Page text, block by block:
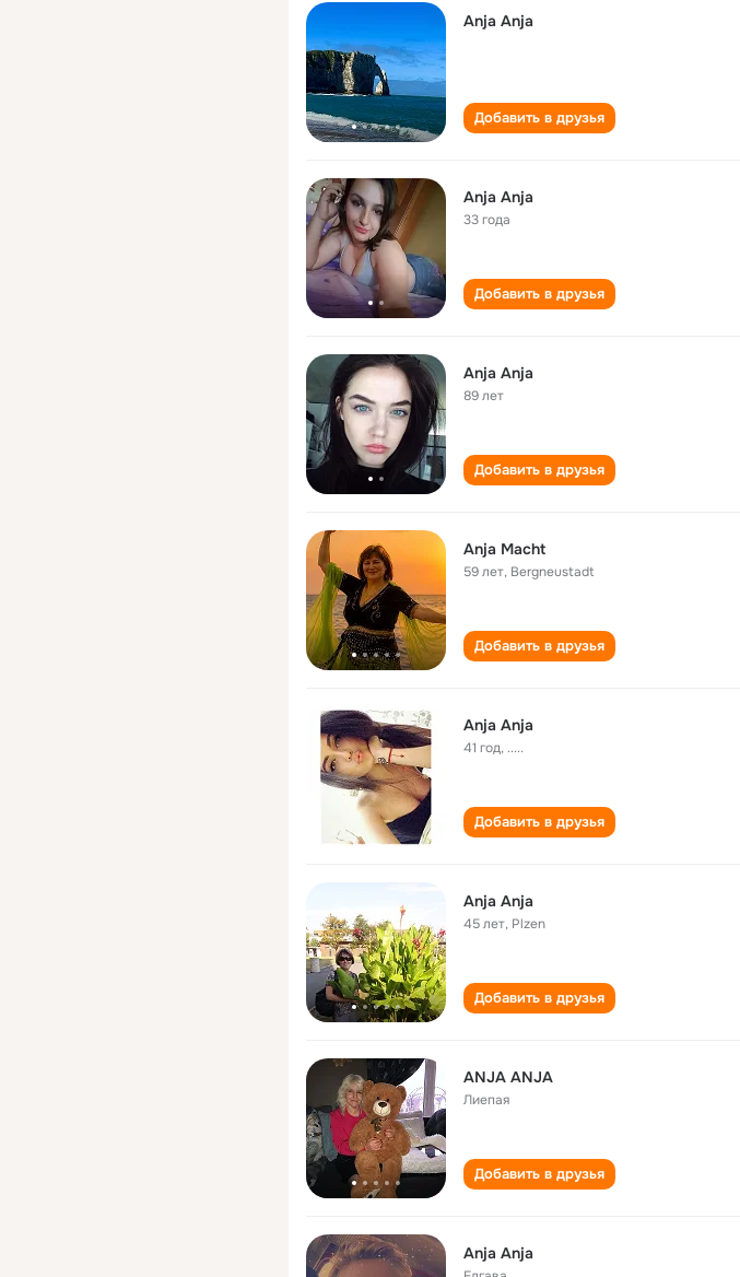
Anja Anja
Добавить в друзья
Anja Anja
33 года
Добавить в друзья
Anja Anja
89 лет
Добавить в друзья
Anja Macht
59 лет, Bergneustadt
Добавить в друзья
Anja Anja
41 год, .....
Добавить в друзья
Anja Anja
45 лет, Plzen
Добавить в друзья
ANJA ANJA
Лиепая
Добавить в друзья
Anja Anja